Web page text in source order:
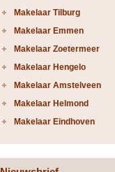
Makelaar Tilburg
Makelaar Emmen
Makelaar Zoetermeer
Makelaar Hengelo
Makelaar Amstelveen
Makelaar Helmond
Makelaar Eindhoven